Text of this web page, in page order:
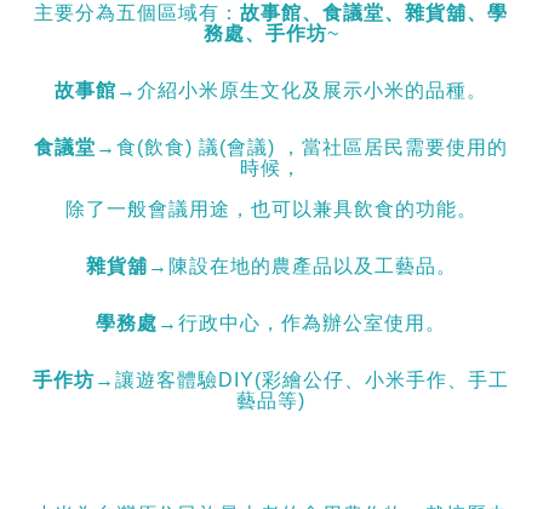
主要分為五個區域有：故事館、食議堂、雜貨舖、學
務處、手作坊~
故事館 →介紹小米原生文化及展示小米的品種。
食議堂 →食(飲食) 議(會議) ，當社區居民需要使用的
時候，
除了一般會議用途，也可以兼具飲食的功能。
雜貨舖 →陳設在地的農產品以及工藝品。
學務處 →行政中心，作為辦公室使用。
手作坊 →讓遊客體驗DIY(彩繪公仔、小米手作、手工
藝品等)